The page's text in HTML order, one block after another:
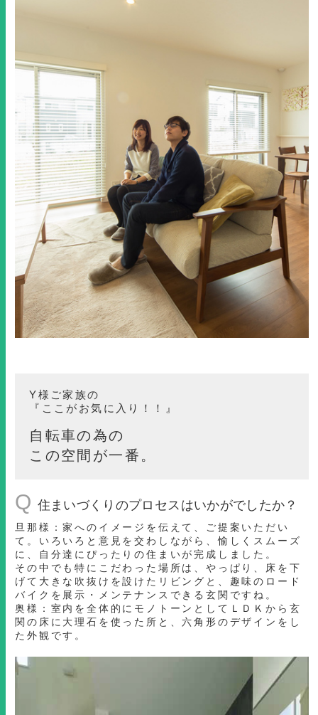
Y様ご家族の
『ここがお気に入り！！』
自転車の為の
この空間が一番。
Q 住まいづくりのプロセスはいかがでしたか？
旦那様：家へのイメージを伝えて、ご提案いただい
て。いろいろと意見を交わしながら、愉しくスムーズ
に、自分達にぴったりの住まいが完成しました。
その中でも特にこだわった場所は、やっぱり、床を下
げて大きな吹抜けを設けたリビングと、趣味のロード
バイクを展示・メンテナンスできる玄関ですね。
奥様：室内を全体的にモノトーンとしてＬＤＫから玄
関の床に大理石を使った所と、六角形のデザインをし
た外観です。